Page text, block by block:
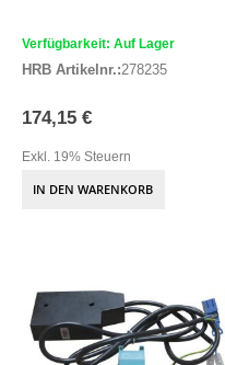
Verfügbarkeit: Auf Lager
HRB Artikelnr.:278235
174,15 €
Exkl. 19% Steuern
IN DEN WARENKORB